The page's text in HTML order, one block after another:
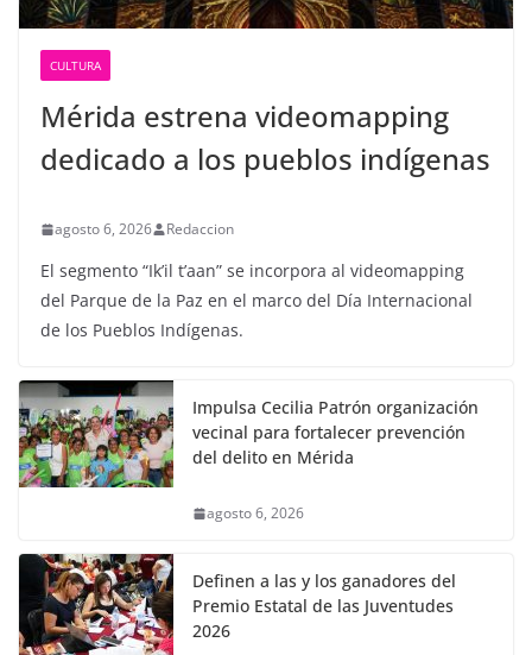
CULTURA
Mérida estrena videomapping
dedicado a los pueblos indígenas
agosto 6, 2026 Redaccion
El segmento “Ik’il t’aan” se incorpora al videomapping
del Parque de la Paz en el marco del Día Internacional
de los Pueblos Indígenas.
Impulsa Cecilia Patrón organización
vecinal para fortalecer prevención
del delito en Mérida
agosto 6, 2026
Definen a las y los ganadores del
Premio Estatal de las Juventudes
2026